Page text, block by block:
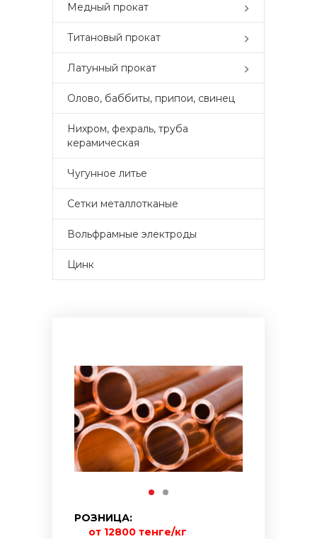
Медный прокат
Титановый прокат
Латунный прокат
Олово, баббиты, припои, свинец
Нихром, фехраль, труба
керамическая
Чугунное литье
Сетки металлотканые
Вольфрамные электроды
Цинк
РОЗНИЦА:
от 12800 тенге/кг